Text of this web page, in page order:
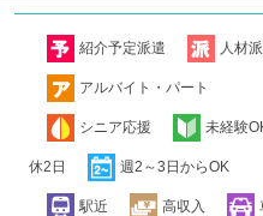
紹介予定派遣 人材
アルバイト・パート
シニア応援 未経験
休2日 週2～3日からOK
駅近 高収入